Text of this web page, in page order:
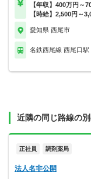
【年収】400万円～
【時給】2,500円～
愛知県 西尾市
名鉄西尾線 西尾口駅
近隣の同じ路線の
正社員 調剤薬局
法人名非公開